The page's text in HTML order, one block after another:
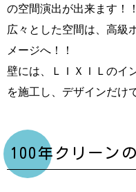
の空間演出が出来ます！！
広々とした空間は、高級
メージへ！！
壁には、ＬＩＸＩＬのイ
を施工し、デザインだ
100年クリーン